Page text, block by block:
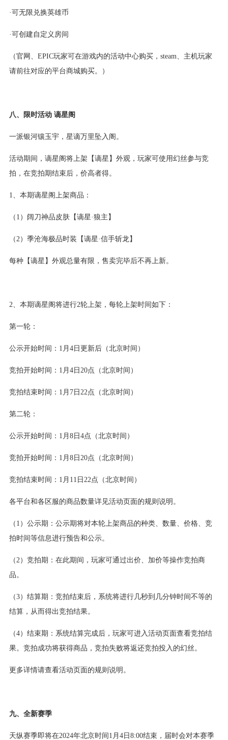
·可无限兑换英雄币
·可创建自定义房间
（官网、EPIC玩家可在游戏内的活动中心购买，steam、主机玩家
请前往对应的平台商城购买。）
八、限时活动 谪星阁
一派银河镶玉宇，星谪万里坠入阁。
活动期间，谪星阁将上架【谪星】外观，玩家可使用幻丝参与竞
拍，在竞拍期结束后，价高者得。
1、本期谪星阁上架商品：
（1）阔刀神品皮肤【谪星·狼主】
（2）季沧海极品时装【谪星·信手斩龙】
每种【谪星】外观总量有限，售卖完毕后不再上新。
2、本期谪星阁将进行2轮上架，每轮上架时间如下：
第一轮：
公示开始时间：1月4日更新后（北京时间）
竞拍开始时间：1月4日20点（北京时间）
竞拍结束时间：1月7日22点（北京时间）
第二轮：
公示开始时间：1月8日4点（北京时间）
竞拍开始时间：1月8日20点（北京时间）
竞拍结束时间：1月11日22点（北京时间）
各平台和各区服的商品数量详见活动页面的规则说明。
（1）公示期：公示期将对本轮上架商品的种类、数量、价格、竞
拍时间等信息进行预告和公示。
（2）竞拍期：在此期间，玩家可通过出价、加价等操作竞拍商
品。
（3）结算期：竞拍结束后，系统将进行几秒到几分钟时间不等的
结算，从而得出竞拍结果。
（4）结束期：系统结算完成后，玩家可进入活动页面查看竞拍结
果。竞拍成功将获得商品，竞拍失败将返还竞拍投入的幻丝。
更多详情请查看活动页面的规则说明。
九、全新赛季
天纵赛季即将在2024年北京时间1月4日8:00结束，届时会对本赛季